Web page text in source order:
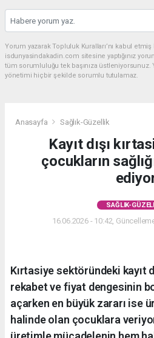
Yorum yazarak Topluluk Kuralları’nı kabul
isdunyasindakadin.com sitesine yaptığınız
tüm sorumluluğu tek başınıza üstleniyorsunuz.
yönetimi hiçbir şekilde sorumlu tutulamaz.
Anasayfa Sağlık-Güzellik
Kayıt dışı
çocukların
SAĞLIK-
16.06.2026 - 10:42,
Kırtasiye sektöründeki kayıt
rekabet ve fiyat dengesinin
açarken en büyük zararı ise
halinde olan çocuklara